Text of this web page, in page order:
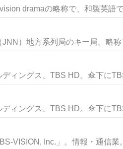
dramaの略称で、和製英語
）地方系列局のキー局。略
ィングス、TBS HD。傘下に
ィングス、TBS HD。傘下に
VISION, Inc.」。情報・通信業